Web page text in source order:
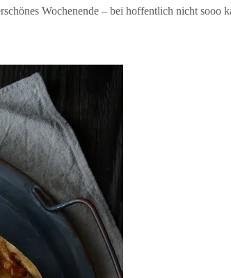
Wochenende – bei hoffentlich nicht sooo